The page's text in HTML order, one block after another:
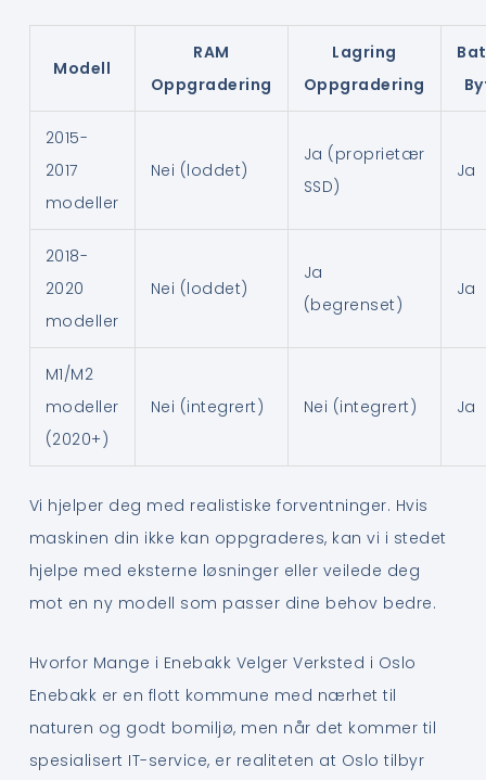
Modell
RAM
Oppgradering
Lagring
Oppgradering
2015-
2017
modeller
Nei (loddet)
Ja (proprietær
SSD)
Ja
2018-
2020
modeller
Nei (loddet)
Ja
(begrenset)
Ja
M1/M2
modeller
(2020+)
Nei (integrert) Nei (integrert) Ja
Vi hjelper deg med realistiske forventninger. Hvis
maskinen din ikke kan oppgraderes, kan vi i stedet
hjelpe med eksterne løsninger eller veilede deg
mot en ny modell som passer dine behov bedre.
Hvorfor Mange i Enebakk Velger Verksted i Oslo
Enebakk er en flott kommune med nærhet til
naturen og godt bomiljø, men når det kommer til
spesialisert IT-service, er realiteten at Oslo tilbyr